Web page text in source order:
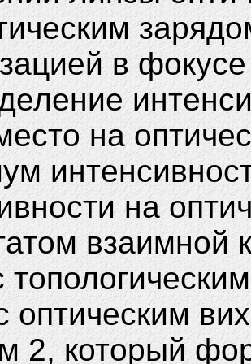
в
на
на
взаимной
оптическим
2, который